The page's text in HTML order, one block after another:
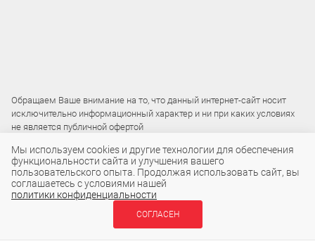
Обращаем Ваше внимание на то, что данный интернет-сайт носит
исключительно информационный характер и ни при каких условиях
не является публичной офертой
2015 – 2026 © ООО «Локос»
Мы используем cookies и другие технологии для обеспечения
функциональности сайта и улучшения вашего
пользовательского опыта. Продолжая использовать сайт, вы
соглашаетесь с условиями нашей
политики конфиденциальности
СОГЛАСЕН